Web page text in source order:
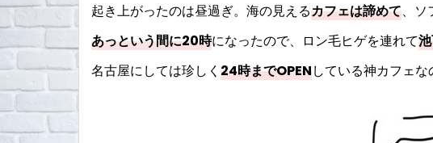
起き上がったのは昼過ぎ。海の見えるカフェは諦めて、ソ
あっという間に20時になったので、ロン毛ヒゲを連れて
名古屋にしては珍しく 24時までOPENしている神カフェな